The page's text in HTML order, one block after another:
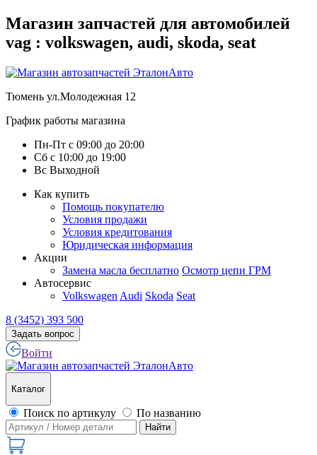
Магазин запчастей для автомобилей
vag : volkswagen, audi, skoda, seat
Тюмень ул.Молодежная 12
График работы магазина
Пн-Пт с 09:00 до 20:00
Сб с 10:00 до 19:00
Вс Выходной
Как купить
Помощь покупателю
Условия продажи
Условия кредитования
Юридическая информация
Акции
Замена масла бесплатно Осмотр цепи ГРМ
Автосервис
Volkswagen Audi Skoda Seat
8 (3452) 393 500
Задать вопрос
Войти
Каталог
Поиск по артикулу По названию
Найти